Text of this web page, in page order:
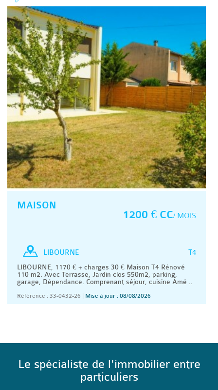
MAISON
1200 € CC/ MOIS
T4
LIBOURNE
LIBOURNE, 1170 € + charges 30 € Maison T4 Rénové
110 m2. Avec Terrasse, Jardin clos 550m2, parking,
garage, Dépendance. Comprenant séjour, cuisine Amé ..
Référence : 33-0432-26 Mise à jour : 08/08/2026
Le spécialiste de l'immobilier entre
particuliers